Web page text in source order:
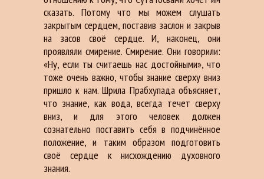
сказать. Потому что мы можем слушать
закрытым сердцем, поставив заслон и закрыв
на засов своё сердце. И, наконец, они
проявляли смирение. Смирение. Они говорили:
«Ну, если ты считаешь нас достойными», что
тоже очень важно, чтобы знание сверху вниз
пришло к нам. Шрила Прабхупада объясняет,
что знание, как вода, всегда течет сверху
вниз, и для этого человек должен
сознательно поставить себя в подчинённое
положение, и таким образом подготовить
своё сердце к нисхождению духовного
знания.